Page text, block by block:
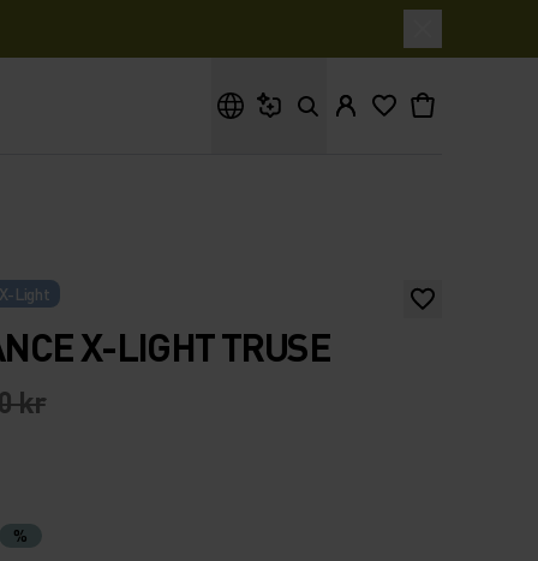
X-Light
X-LIGHT TRUSE
kr
%